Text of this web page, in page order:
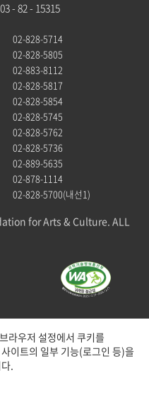
- 82 - 15315
02-828-5714
02-828-5805
02-883-8112
02-828-5817
02-828-5854
02-828-5745
02-828-5762
02-828-5736
02-889-5635
02-878-1114
02-828-5700(내선1)
for Arts & Culture. ALL
라우저 설정에서 쿠키를
이트의 일부 기능(로그인 등)을
.